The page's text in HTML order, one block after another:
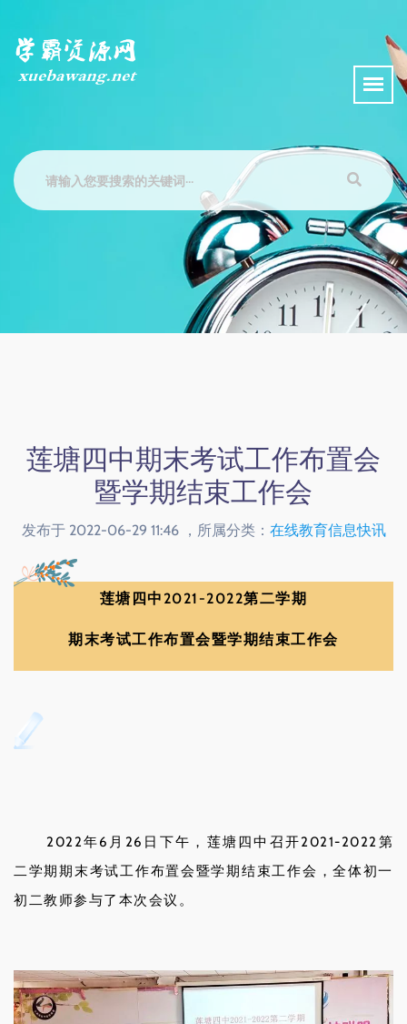
莲塘四中期末考试工作布置会
暨学期结束工作会
发布于 2022-06-29 11:46 ，所属分类： 在线教育信息快讯
莲塘四中2021-2022第二学期
期末考试工作布置会暨学期结束工作会
2022年6月26日下午，莲塘四中召开2021-2022第
二学期期末考试工作布置会暨学期结束工作会，全体初一
初二教师参与了本次会议。